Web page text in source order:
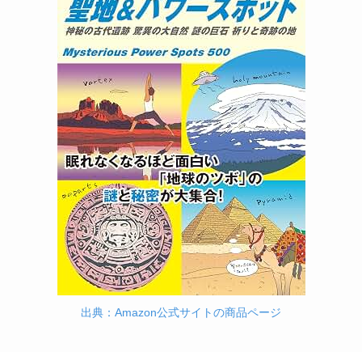
出典：Amazon公式サイトの商品ページ